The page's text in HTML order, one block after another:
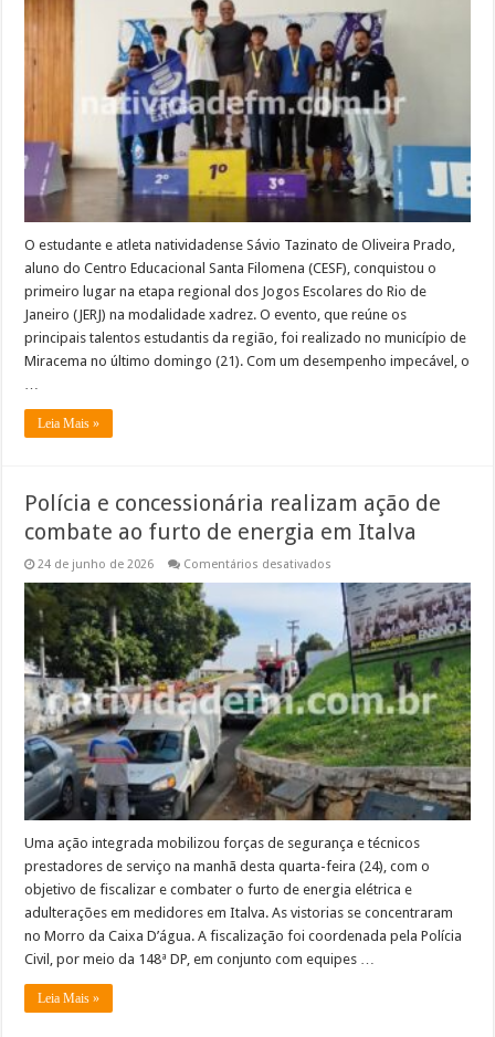
natividadense
vence
etapa
regional
dos
Jogos
Escolares
e
garante
vaga
na
final
estadual
O estudante e atleta natividadense Sávio Tazinato de Oliveira Prado,
aluno do Centro Educacional Santa Filomena (CESF), conquistou o
primeiro lugar na etapa regional dos Jogos Escolares do Rio de
Janeiro (JERJ) na modalidade xadrez. O evento, que reúne os
principais talentos estudantis da região, foi realizado no município de
Miracema no último domingo (21). Com um desempenho impecável, o
Leia Mais »
Polícia e concessionária realizam ação de
combate ao furto de energia em Italva
24 de junho de 2026 Comentários desativados
concessionária
realizam
ação
de
combate
ao
furto
de
energia
em
Italva
Uma ação integrada mobilizou forças de segurança e técnicos
prestadores de serviço na manhã desta quarta-feira (24), com o
objetivo de fiscalizar e combater o furto de energia elétrica e
adulterações em medidores em Italva. As vistorias se concentraram
no Morro da Caixa D’água. A fiscalização foi coordenada pela Polícia
Civil, por meio da 148ª DP, em conjunto com equipes …
Leia Mais »